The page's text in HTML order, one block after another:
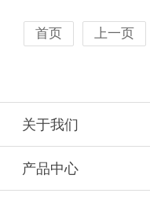
首页 上一页
关于我们
产品中心